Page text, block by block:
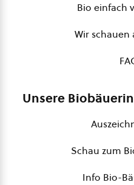
Bio einfach
Wir schauen
Unsere
Schau zum
Info Bio-